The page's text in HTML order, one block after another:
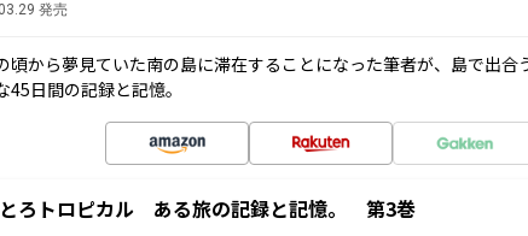
発売
頃から夢見ていた南の島に滞在することになった筆者が、島で出合
45日間の記録と記憶。
ろトロピカル ある旅の記録と記憶。 第3巻